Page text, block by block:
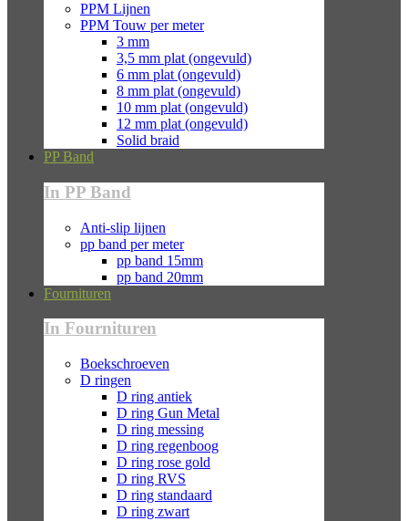
PPM Lijnen
PPM Touw per meter
3 mm
3,5 mm plat (ongevuld)
6 mm plat (ongevuld)
8 mm plat (ongevuld)
10 mm plat (ongevuld)
12 mm plat (ongevuld)
Solid braid
PP Band
In PP Band
Anti-slip lijnen
pp band per meter
pp band 15mm
pp band 20mm
Fournituren
In Fournituren
Boekschroeven
D ringen
D ring antiek
D ring Gun Metal
D ring messing
D ring regenboog
D ring rose gold
D ring RVS
D ring standaard
D ring zwart